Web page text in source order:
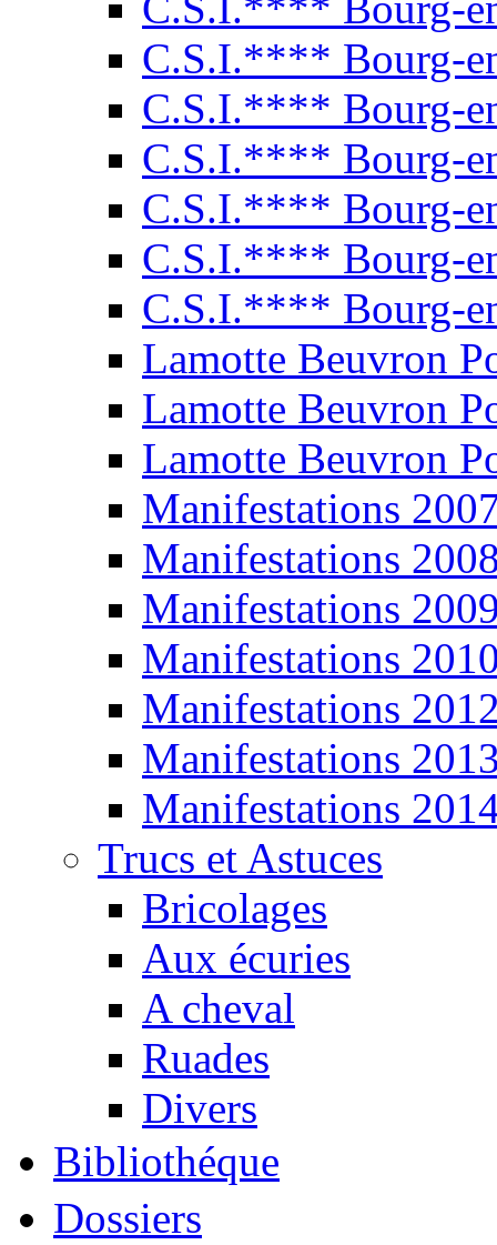
C.S.I.**** Bourg-
C.S.I.**** Bourg-
C.S.I.**** Bourg-
C.S.I.**** Bourg-
C.S.I.**** Bourg-
C.S.I.**** Bourg-
Lamotte Beuvron
Lamotte Beuvron
Lamotte Beuvron
Manifestations
Manifestations
Manifestations
Manifestations
Manifestations
Manifestations
Manifestations
Trucs et Astuces
Bricolages
Aux écuries
A cheval
Ruades
Divers
Bibliothéque
Dossiers